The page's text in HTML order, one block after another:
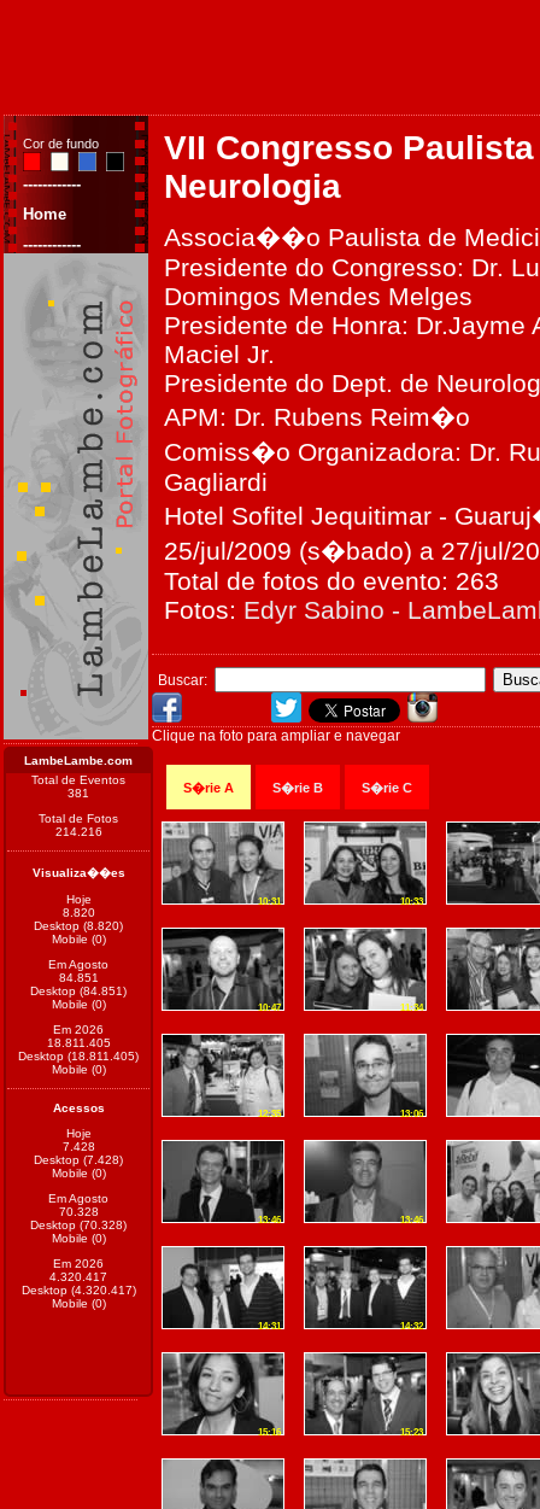
Cor de fundo
------------
Home
------------
LambeLambe.com
Total de Eventos
381
Total de Fotos
214.216
Visualiza��es
Hoje
8.820
Desktop (8.820)
Mobile (0)
Em Agosto
84.851
Desktop (84.851)
Mobile (0)
Em 2026
18.811.405
Desktop (18.811.405)
Mobile (0)
Acessos
Hoje
7.428
Desktop (7.428)
Mobile (0)
Em Agosto
70.328
Desktop (70.328)
Mobile (0)
Em 2026
4.320.417
Desktop (4.320.417)
Mobile (0)
VII Congresso
Neurologia
Associa��o Paulista de
Presidente do Congresso: Dr.
Domingos Mendes Melges
Presidente de Honra: Dr.Jayme
Maciel Jr.
Presidente do Dept. de
APM: Dr. Rubens Reim�o
Comiss�o Organizadora: Dr.
Gagliardi
Hotel Sofitel Jequitimar -
25/jul/2009 (s�bado) a 27/jul/
Total de fotos do evento: 263
Fotos: Edyr Sabino -
Buscar:
Clique na foto para ampliar e navegar
S�rie A S�rie B S�rie C
10:31 10:33
10:47 11:34
12:35 13:06
13:46 13:46
14:31 14:32
15:16 15:23